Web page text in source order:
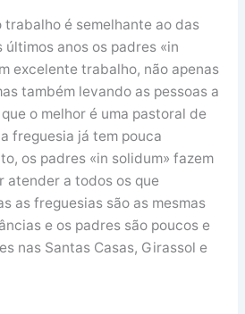
trabalho é semelhante ao das
últimos anos os padres «in
excelente trabalho, não apenas
também levando as pessoas a
o melhor é uma pastoral de
freguesia já tem pouca
os padres «in solidum» fazem
atender a todos os que
as freguesias são as mesmas
e os padres são poucos e
nas Santas Casas, Girassol e